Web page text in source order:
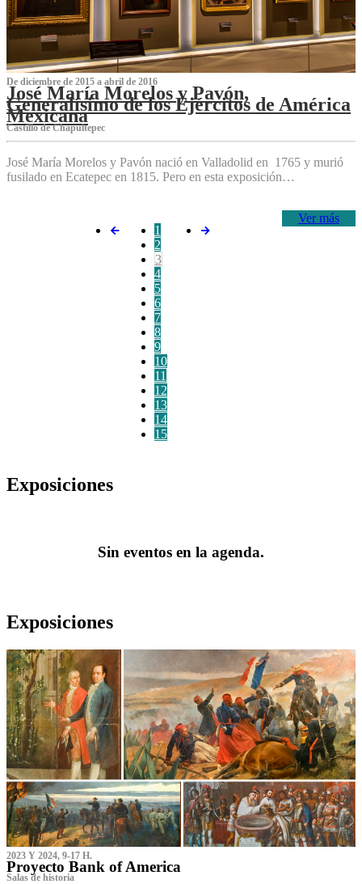
De diciembre de 2015 a abril de 2016
José María Morelos y Pavón,
Generalísimo de los Ejércitos de América
Mexicana
C‌astillo de Chapultepec
José María Morelos y Pavón nació en Valladolid en 1765 y murió
fusilado en Ecatepec en 1815. Pero en esta exposición…
Ver más
1
2
3
4
5
6
7
8
9
10
11
12
13
14
15
Exposiciones
Sin eventos en la agenda.
Exposiciones
2023 Y 2024, 9-17 H.
Proyecto Bank of America
S‌alas de historia